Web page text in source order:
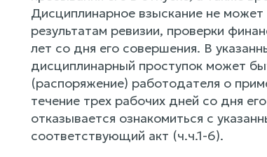
Дисциплинарное взыскание не
результатам ревизии, проверки
лет со дня его совершения. В
дисциплинарный проступок может
(распоряжение) работодателя о
течение трех рабочих дней со дня
отказывается ознакомиться с
соответствующий акт (ч.ч.1-6).